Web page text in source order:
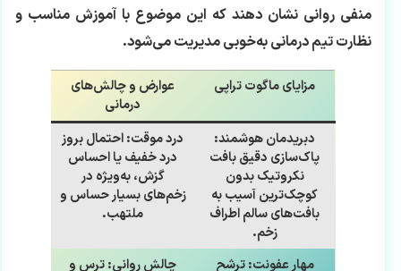
منفی روانی نشان دهند که این موضوع با آموزش مناسب و
نظارت تیم درمانی به‌خوبی مدیریت می‌شود.
مزایای ماگوت تراپی
عوارض و چالش‌های
درمانی
دبریدمان هوشمند:
پاک‌سازی دقیق بافت
نکروتیک بدون
کوچک‌ترین آسیب به
بافت‌های سالم اطراف
زخم.
درد موقت:احتمال بروز
درد خفیف یا احساس
گزش، به‌ویژه در
زخم‌های بسیار حساس و
ملتهب.
مهار عفونت:ترشح چالش روانی:ترس و